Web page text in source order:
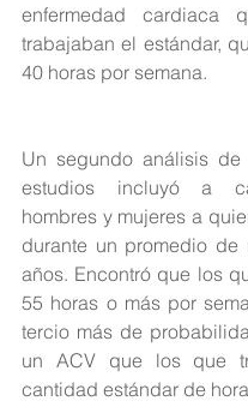
enfermedad cardiaca
trabajaban el estándar,
40 horas por semana.
Un segundo análisis
estudios incluyó a
hombres y mujeres a
durante un promedio de
años. Encontró que los
55 horas o más por
tercio más de
un ACV que los que
cantidad estándar de